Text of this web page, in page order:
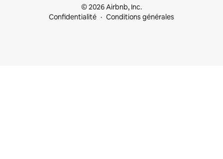
© 2026 Airbnb, Inc.
Confidentialité
Conditions générales